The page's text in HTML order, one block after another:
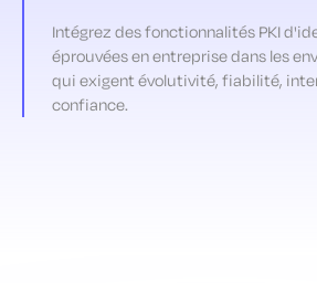
Intégrez des fonctionnalités PKI
éprouvées en entreprise dans les
qui exigent évolutivité, fiabilité,
confiance.